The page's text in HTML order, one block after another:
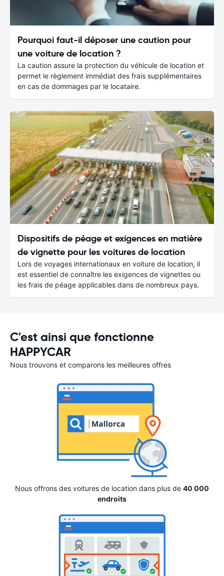
Pourquoi faut-il déposer une caution pour
une voiture de location ?
La caution assure la protection du véhicule de location et
permet le règlement immédiat des frais supplémentaires
en cas de dommages par le locataire.
Dispositifs de péage et exigences en matière
de vignette pour les voitures de location
Lors de voyages internationaux en voiture de location, il
est essentiel de connaître les exigences de vignettes ou
les frais de péage applicables dans de nombreux pays.
C'est ainsi que fonctionne
HAPPYCAR
Nous trouvons et comparons les meilleures offres
Nous offrons des voitures de location dans plus de 40 000
endroits